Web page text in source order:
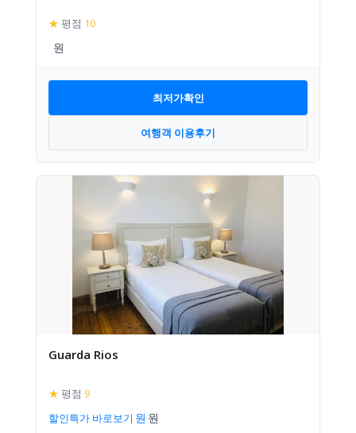
★ 평점 10
최저가확인
여행객 이용후기
Guarda Rios
★ 평점 9
할인특가 바로보기